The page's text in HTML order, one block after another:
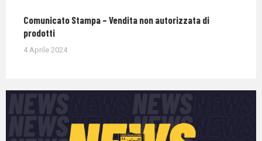
Comunicato Stampa – Vendita non autorizzata di
prodotti
4 Aprile 2024